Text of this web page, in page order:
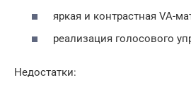
яркая и контрастная VA-
реализация голосового
Недостатки: